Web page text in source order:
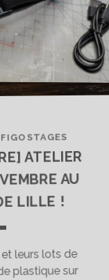
FIGOSTAGES
ATELIER
AU
LILLE !
leurs lots de
plastique sur